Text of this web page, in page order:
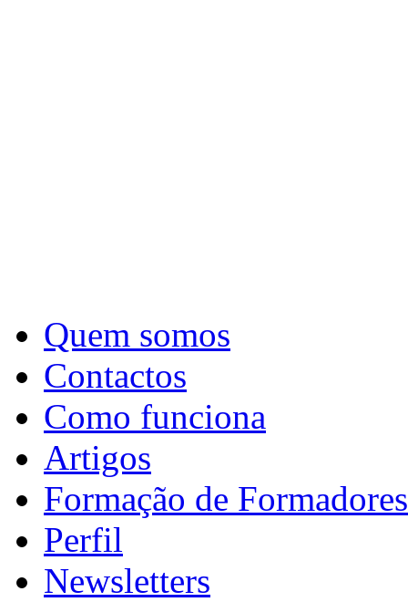
Quem somos
Contactos
Como funciona
Artigos
Formação de Formadores
Perfil
Newsletters